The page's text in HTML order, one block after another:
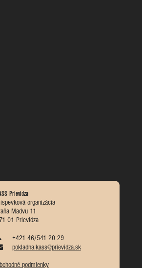
Prievidza
organizácia
Madvu 11
01 Prievidza
+421 46/541 20 29
pokladna.kass@prievidza.sk
podmienky